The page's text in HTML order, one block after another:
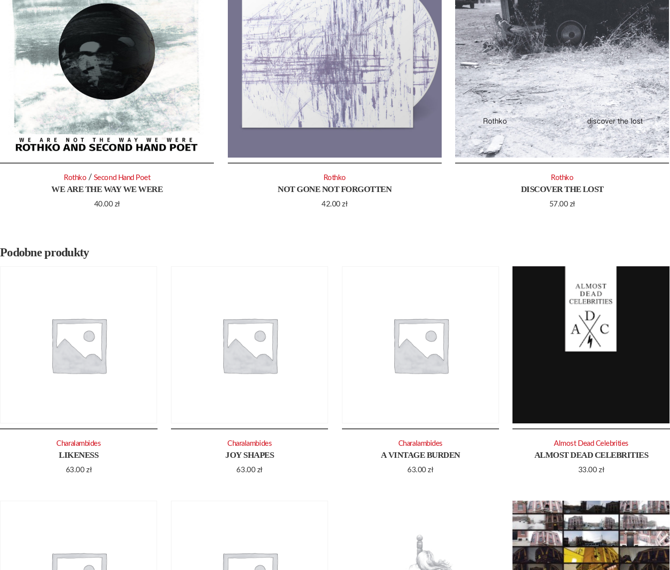
WE ARE THE WAY WE WERE
40.00 zł
Rothko / Second Hand Poet
NOT GONE NOT FORGOTTEN
42.00zł
Rothko
DISCOVER THE LOST
57.00 zł
Rothko
Podobne produkty
LIKENESS
63.00zł
Charalambides
JOY SHAPES
63.00 zł
Charalambides
A VINTAGE BURDEN
63.00zł
Charalambides
ALMOST DEAD CELEBRITIES
33.00zł
Almost Dead Celebrities